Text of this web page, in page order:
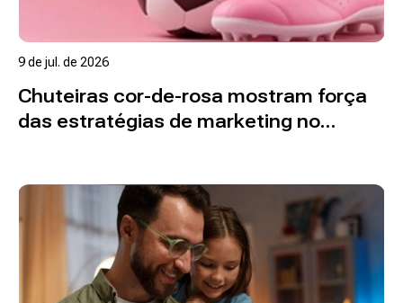
9 de jul. de 2026
Chuteiras cor-de-rosa mostram força
das estratégias de marketing no